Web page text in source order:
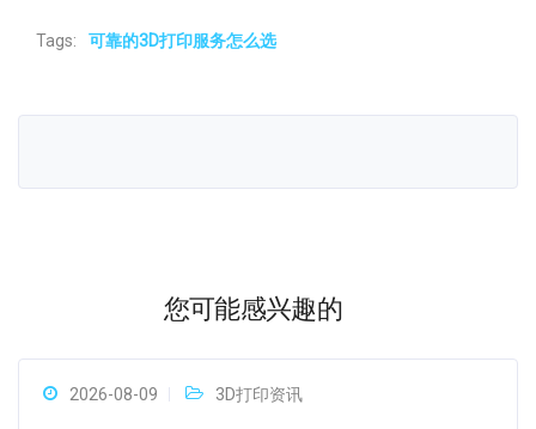
Tags: 可靠的3D打印服务怎么选
您可能感兴趣的
2026-08-09 3D打印资讯